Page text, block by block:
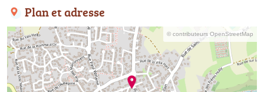
Plan et adresse
© contributeurs OpenStreetMap